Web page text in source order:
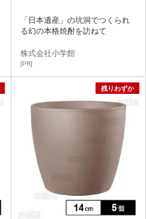
「日本遺産」の坑洞でつくられ
る幻の本格焼酎を訪ねて
株式会社小学館
[PR]
残りわずか